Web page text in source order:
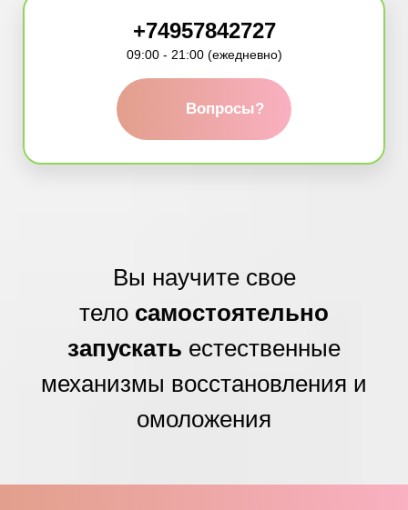
+74957842727
09:00 - 21:00 (ежедневно)
Вопросы?
Вы научите свое
тело самостоятельно
запускать естественные
механизмы восстановления и
омоложения